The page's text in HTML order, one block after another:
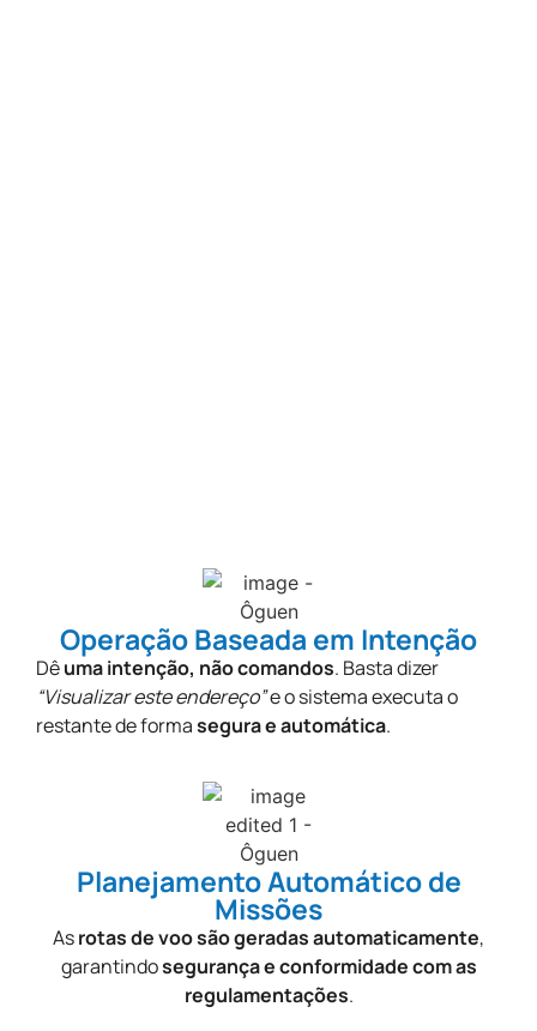
Operação Baseada em Intenção
Dêuma intenção, não comandos. Basta dizer
“Visualizar este endereço”e o sistema executa o
restante de formasegura e automática.
Planejamento Automático de
Missões​
Asrotas de voo são geradas automaticamente,
garantindosegurança e conformidade com as
regulamentações.